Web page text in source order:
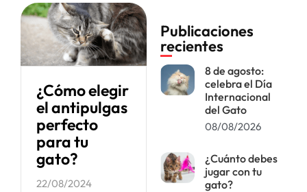
¿Cómo elegir
el antipulgas
perfecto
para tu
gato?
22/08/2024
Publicaciones
recientes
8 de agosto:
celebra el Día
Internacional
del Gato
08/08/2026
¿Cuánto debes
jugar con tu
gato?